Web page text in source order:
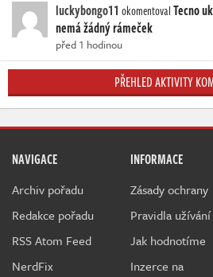
luckybongo11 okomentovalTecno
nemá žádný rámeček
před 1 hodinou
PŘEHLED AKTIVITY
NAVIGACE
Archiv pořadu
Redakce pořadu
RSS Atom Feed
NerdFix
INFORMACE
Zásady ochrany
Pravidla užívání
Jak hodnotíme
Inzerce na